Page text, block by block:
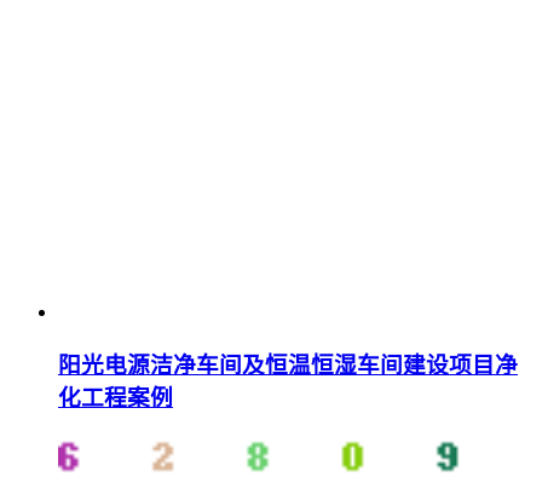
阳光电源洁净车间及恒温恒湿车间建设项目净
化工程案例